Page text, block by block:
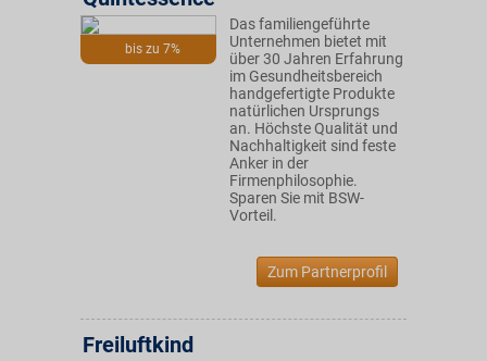
bis zu 7%
Das familiengeführte
Unternehmen bietet mit
über 30 Jahren Erfahrung
im Gesundheitsbereich
handgefertigte Produkte
natürlichen Ursprungs
an. Höchste Qualität und
Nachhaltigkeit sind feste
Anker in der
Firmenphilosophie.
Sparen Sie mit BSW-
Vorteil.
Zum Partnerprofil
Freiluftkind